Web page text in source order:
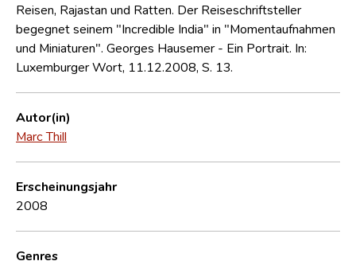
Reisen, Rajastan und Ratten. Der Reiseschriftsteller
begegnet seinem "Incredible India" in "Momentaufnahmen
und Miniaturen". Georges Hausemer - Ein Portrait. In:
Luxemburger Wort, 11.12.2008, S. 13.
Autor(in)
Marc Thill
Erscheinungsjahr
2008
Genres